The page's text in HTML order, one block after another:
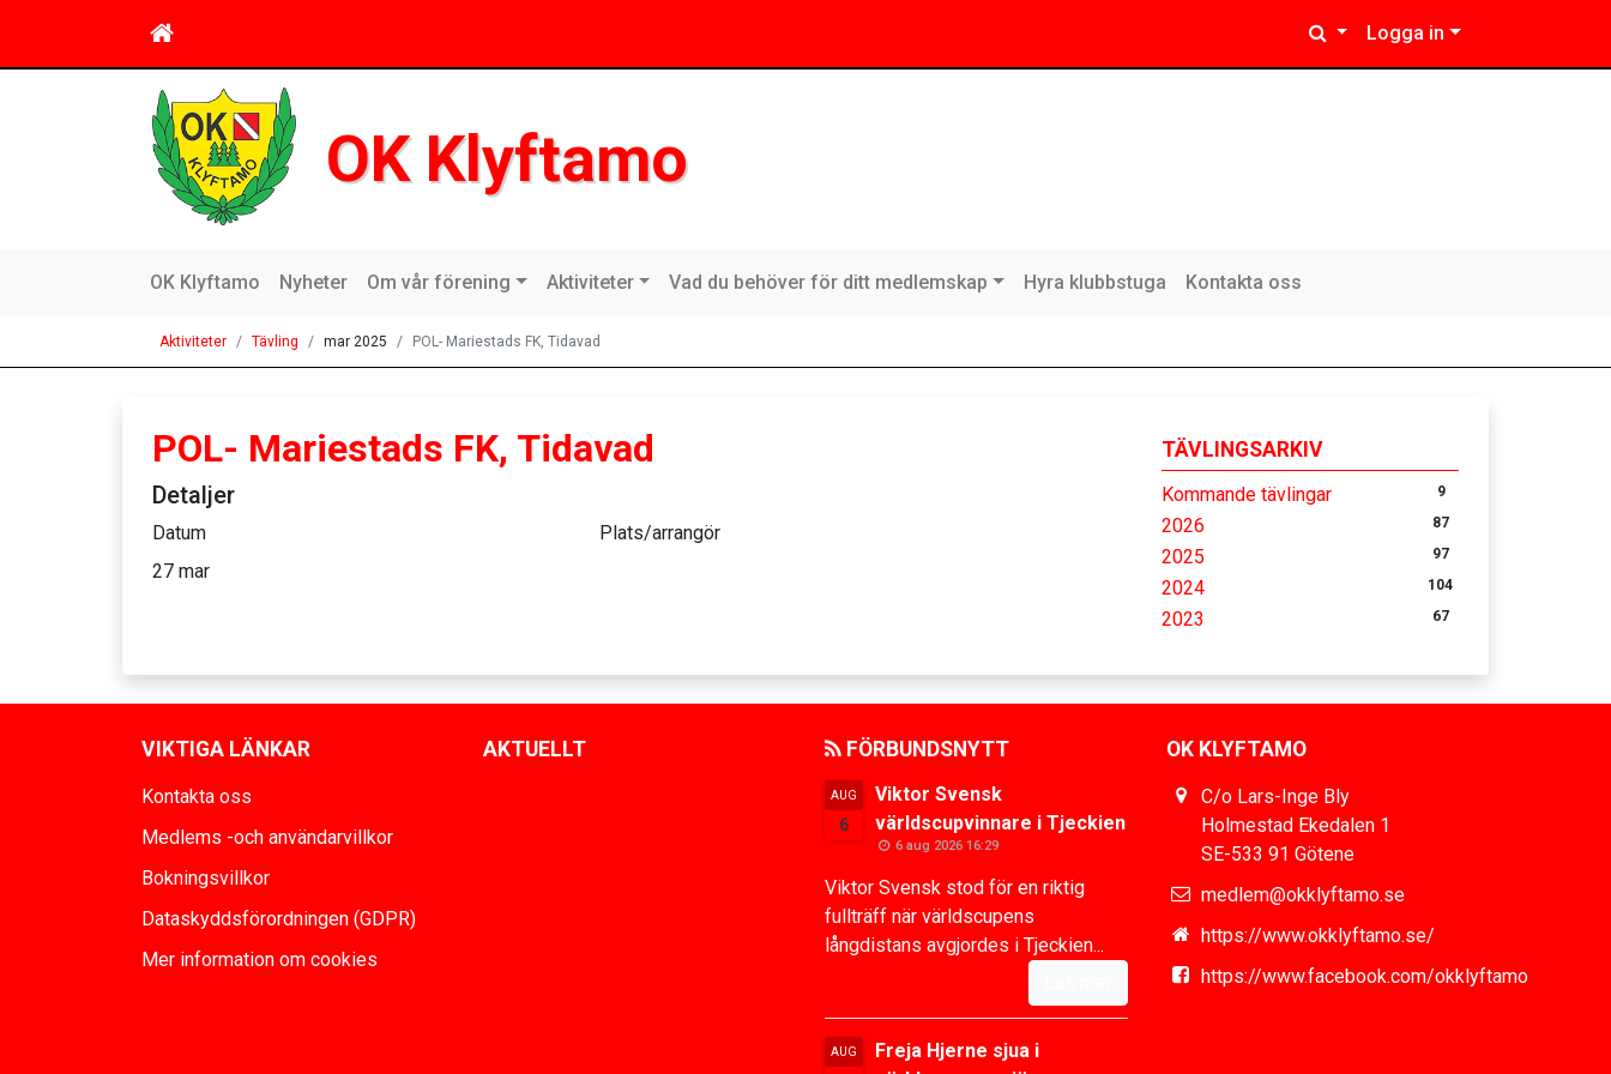
Logga in
OK Klyftamo
OK Klyftamo Nyheter Om vår förening Aktiviteter Vad du behöver för ditt medlemskap Hyra klubbstuga Kontakta oss
Aktiviteter Tävling mar 2025 POL- Mariestads FK, Tidavad
TÄVLINGSARKIV
Kommande tävlingar 9
2026 87
2025 97
2024 104
2023 67
POL- Mariestads FK, Tidavad
Detaljer
Datum
27 mar
Plats/arrangör
VIKTIGA LÄNKAR
Kontakta oss
Medlems -och användarvillkor
Bokningsvillkor
Dataskyddsförordningen (GDPR)
Mer information om cookies
AKTUELLT FÖRBUNDSNYTT
AUG
6
Viktor Svensk
världscupvinnare i Tjeckien
6 aug 2026 16:29
Viktor Svensk stod för en riktig
fullträff när världscupens
långdistans avgjordes i Tjeckien...
AUG
Freja Hjerne sjua i
OK KLYFTAMO
C/o Lars-Inge Bly
Holmestad Ekedalen 1
SE-533 91 Götene
medlem@okklyftamo.se
https://www.okklyftamo.se/
https://www.facebook.com/okklyftamo